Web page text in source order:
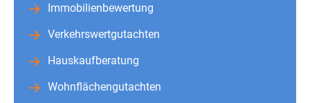
Immobilienbewertung
Verkehrswertgutachten
Hauskaufberatung
Wohnflächengutachten